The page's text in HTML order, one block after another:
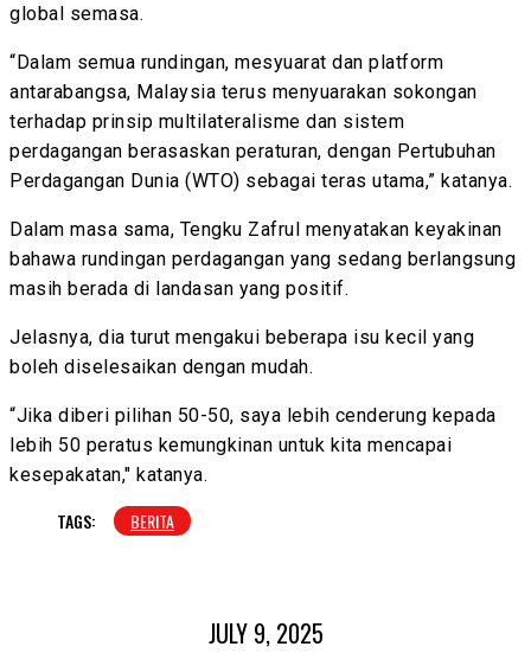
global semasa.
“Dalam semua rundingan, mesyuarat dan platform
antarabangsa, Malaysia terus menyuarakan sokongan
terhadap prinsip multilateralisme dan sistem
perdagangan berasaskan peraturan, dengan Pertubuhan
Perdagangan Dunia (WTO) sebagai teras utama,” katanya.
Dalam masa sama, Tengku Zafrul menyatakan keyakinan
bahawa rundingan perdagangan yang sedang berlangsung
masih berada di landasan yang positif.
Jelasnya, dia turut mengakui beberapa isu kecil yang
boleh diselesaikan dengan mudah.
“Jika diberi pilihan 50-50, saya lebih cenderung kepada
lebih 50 peratus kemungkinan untuk kita mencapai
kesepakatan," katanya.
TAGS: BERITA
JULY 9, 2025